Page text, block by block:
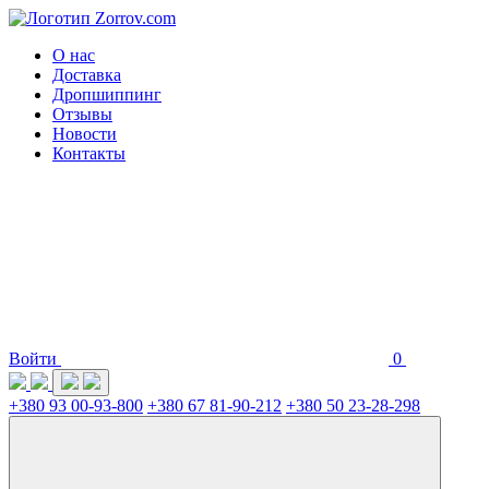
О нас
Доставка
Дропшиппинг
Отзывы
Новости
Контакты
Войти 0
+380 93 00-93-800 +380 67 81-90-212 +380 50 23-28-298